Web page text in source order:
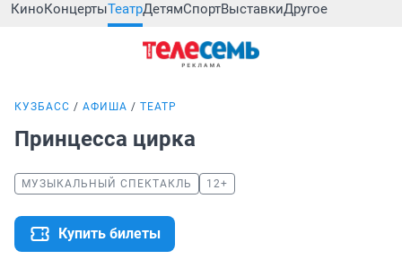
КиноКонцертыТеатрДетямСпортВыставкиДругое
КУЗБАСС АФИША ТЕАТР
Принцесса цирка
МУЗЫКАЛЬНЫЙ СПЕКТАКЛЬ 12+
Купить билеты